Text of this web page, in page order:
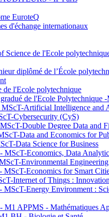
EuroteQ
d'échange internationaux
Science de l'Ecole
diplômé de l’École
l'Ecole polytechnique
de l'Ecole Polytechnique
Artificial Intelligence and
Cybersecurity (CyS)
Double Degree Data and
Data and Economics for
Data Science for Business
Economics, Data
Environmental
Economics for Smart
Internet of Things :
Energy Environment :
APPMS - Mathématiques